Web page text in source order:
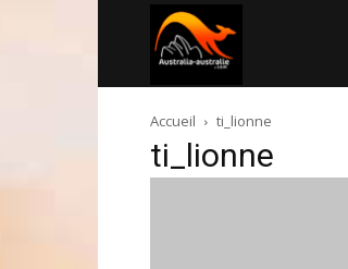
australie.com
Accueil ti_lionne
ti_lionne